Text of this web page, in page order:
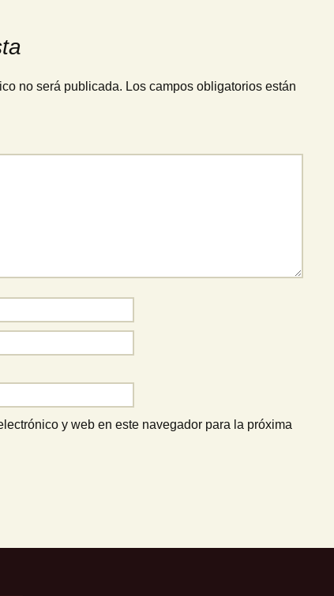
no será publicada. Los campos obligatorios están
y web en este navegador para la próxima